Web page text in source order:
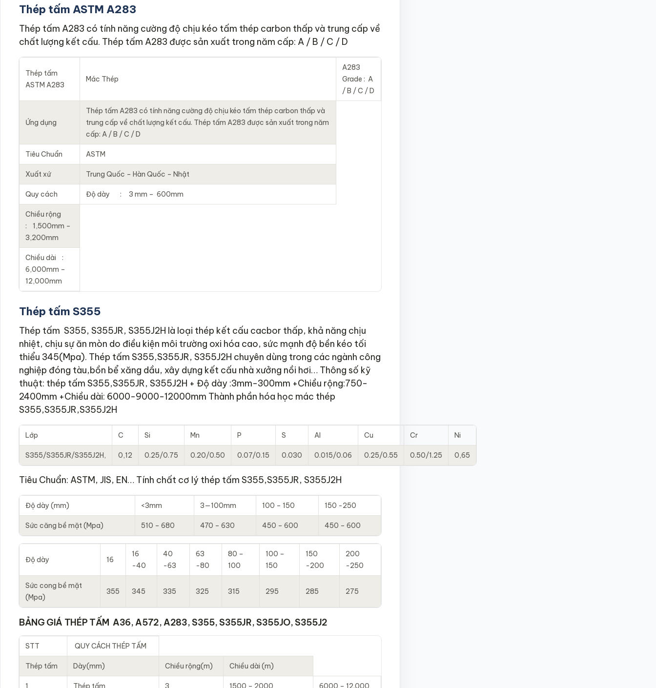
Thép tấm ASTM A283
Thép tấm A283 có tính năng cường độ chịu kéo tấm thép carbon thấp và trung cấp về
chất lượng kết cấu. Thép tấm A283 được sản xuất trong năm cấp: A / B / C / D
Thép tấm
ASTM A283
Mác Thép
A283
Grade : A
/ B / C / D
Ứng dụng
Thép tấm A283 có tính năng cường độ chịu kéo tấm thép carbon thấp và
trung cấp về chất lượng kết cấu. Thép tấm A283 được sản xuất trong năm
cấp: A / B / C / D
Tiêu Chuẩn ASTM
Xuất xứ Trung Quốc – Hàn Quốc – Nhật
Quy cách Độ dày : 3 mm – 600mm
Chiều rộng
: 1,500mm –
3,200mm
Chiều dài :
6,000mm –
12,000mm
Thép tấm S355
Thép tấm S355, S355JR, S355J2H là loại thép kết cấu cacbor thấp, khả năng chịu
nhiệt, chịu sự ăn mòn do điều kiện môi trường oxi hóa cao, sức mạnh độ bền kéo tối
thiểu 345(Mpa). Thép tấm S355,S355JR, S355J2H chuyên dùng trong các ngành công
nghiệp đóng tàu,bồn bể xăng dầu, xây dựng kết cấu nhà xưởng nồi hơi… Thông số kỹ
thuật: thép tấm S355,S355JR, S355J2H + Độ dày :3mm-300mm +Chiều rộng:750-
2400mm +Chiều dài: 6000-9000-12000mm Thành phần hóa học mác thép
S355,S355JR,S355J2H
Lớp C Si Mn P S Al Cu Cr Ni
S355/S355JR/S355J2H, 0,12 0.25/0.75 0.20/0.50 0.07/0.15 0.030 0.015/0.06 0.25/0.55 0.50/1.25 0,65
Tiêu Chuẩn: ASTM, JIS, EN… Tính chất cơ lý thép tấm S355,S355JR, S355J2H
Độ dày (mm) <3mm 3—100mm 100 – 150 150 -250
Sức căng bề mặt (Mpa) 510 – 680 470 – 630 450 – 600 450 – 600
Độ dày 16
16
-40
40
-63
63
-80
80 –
100
100 –
150
150
-200
200
-250
Sức cong bề mặt
(Mpa)
355 345 335 325 315 295 285 275
BẢNG GIÁ THÉP TẤM A36, A572, A283, S355, S355JR, S355JO, S355J2
STT QUY CÁCH THÉP TẤM
Thép tấm Dày(mm) Chiều rộng(m) Chiều dài (m)
1 Thép tấm 3 1500 – 2000 6000 – 12.000